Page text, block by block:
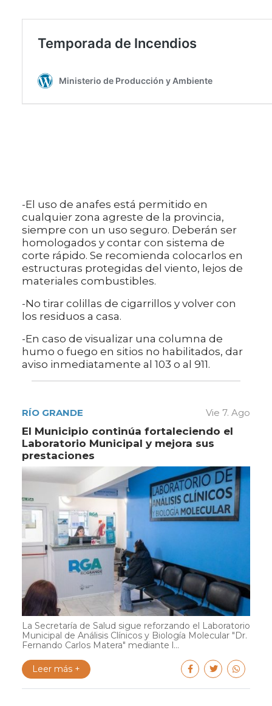
-El uso de anafes está permitido en
cualquier zona agreste de la provincia,
siempre con un uso seguro. Deberán ser
homologados y contar con sistema de
corte rápido. Se recomienda colocarlos en
estructuras protegidas del viento, lejos de
materiales combustibles.
-No tirar colillas de cigarrillos y volver con
los residuos a casa.
-En caso de visualizar una columna de
humo o fuego en sitios no habilitados, dar
aviso inmediatamente al 103 o al 911.
RÍO GRANDE Vie 7. Ago
El Municipio continúa fortaleciendo el
Laboratorio Municipal y mejora sus
prestaciones
La Secretaría de Salud sigue reforzando el Laboratorio
Municipal de Análisis Clínicos y Biología Molecular "Dr.
Fernando Carlos Matera" mediante l...
Leer más +